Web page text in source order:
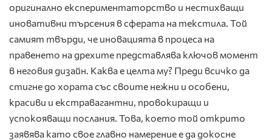
оригинално експериментаторство и нестихващи
иновативни търсения в сферата на текстила. Той
самият твърди, че иновацията в процеса на
правенето на дрехите представлява ключов момент
в неговия дизайн. Каква е целта му? Преди всичко да
стигне до хората със своите нежни и особени,
красиви и екстравагантни, провокиращи и
успокояващи послания. Това, което той открито
заявява като свое главно намерение е да докосне